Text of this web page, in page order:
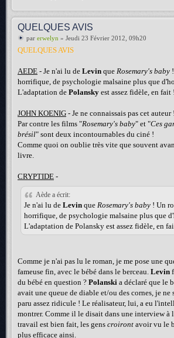
QUELQUES AVIS
par erwelyn » Jeudi 23 Février 2012, 09h20
QUELQUES AVIS
AEDE - Je n'ai lu de Levin que Rosemary's baby
horrifique, de psychologie malsaine plus que
L'adaptation de Polansky est assez fidèle, en fait !
JOHN KOENIG - Je ne connaissais pas cet auteur !
Par contre les films "Rosemary's baby" et "Ces
brésil" sont deux incontournables du ciné !
Comme quoi on oublie très vite que souvent
livre.
CRYPTIDE -
Aède a écrit:
Je n'ai lu de Levin que Rosemary's baby ! Un
horrifique, de psychologie malsaine plus que
L'adaptation de Polansky est assez fidèle, en
Comme je n'ai pas lu le roman, je me pose une
fameuse fin, avec le bébé dans le berceau. Levin
du bébé en question ? Polanski a déclaré que le
avait une queue de diable et/ou des cornes, je ne
paru assez ridicule ! Le réalisateur, lui, a eu
montrer. Comme il le disait dans une interview à
travail est bien fait, les gens croiront avoir vu le
plus efficace ainsi.